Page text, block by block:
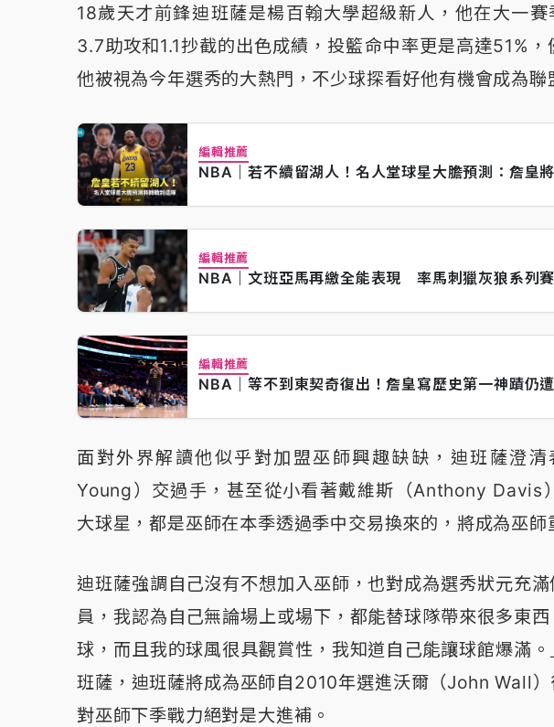
18歲天才前鋒迪班薩是楊百翰大學超級新人，他在大一
3.7助攻和1.1抄截的出色成績，投籃命中率更是高達51%
他被視為今年選秀的大熱門，不少球探看好他有機會成為聯
編輯推薦
NBA｜若不續留湖人！名人堂球星大膽預測：詹皇
編輯推薦
NBA｜文班亞馬再繳全能表現 率馬刺獵灰狼系列賽
編輯推薦
NBA｜等不到東契奇復出！詹皇寫歷史第一神蹟仍
面對外界解讀他似乎對加盟巫師興趣缺缺，迪班薩澄
Young）交過手，甚至從小看著戴維斯（Anthony Davis
大球星，都是巫師在本季透過季中交易換來的，將成為巫師
迪班薩強調自己沒有不想加入巫師，也對成為選秀狀元充
員，我認為自己無論場上或場下，都能替球隊帶來很多東
球，而且我的球風很具觀賞性，我知道自己能讓球館爆滿
班薩，迪班薩將成為巫師自2010年選進沃爾（John Wall
對巫師下季戰力絕對是大進補。